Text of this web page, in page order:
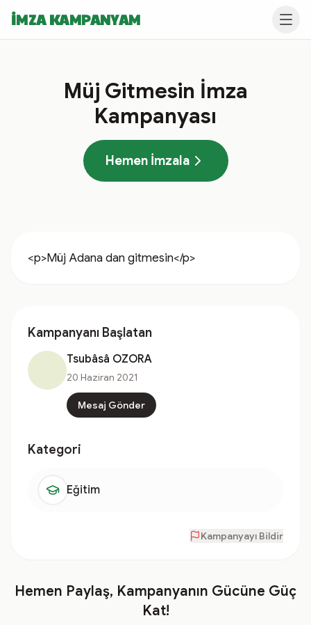
İMZA KAMPANYAM
Müj Gitmesin İmza
Kampanyası
Hemen İmzala
<p>Müj Adana dan gitmesin</p>
Kampanyanı Başlatan
Tsubâsâ OZORA
20 Haziran 2021
Mesaj Gönder
Kategori
Eğitim
Kampanyayı Bildir
Hemen Paylaş, Kampanyanın Gücüne Güç
Kat!